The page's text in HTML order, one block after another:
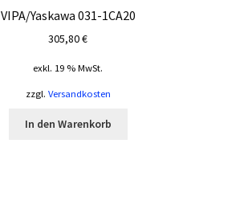
VIPA/Yaskawa 031-1CA20
305,80€
exkl. 19 % MwSt.
zzgl. Versandkosten
In den Warenkorb